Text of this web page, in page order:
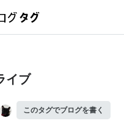
イブ
このタグでブログを書く